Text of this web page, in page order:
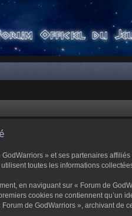
» et ses partenaires
toutes les informations
en naviguant sur « Forum de
cookies ne contiennent
de GodWarriors », archivant de